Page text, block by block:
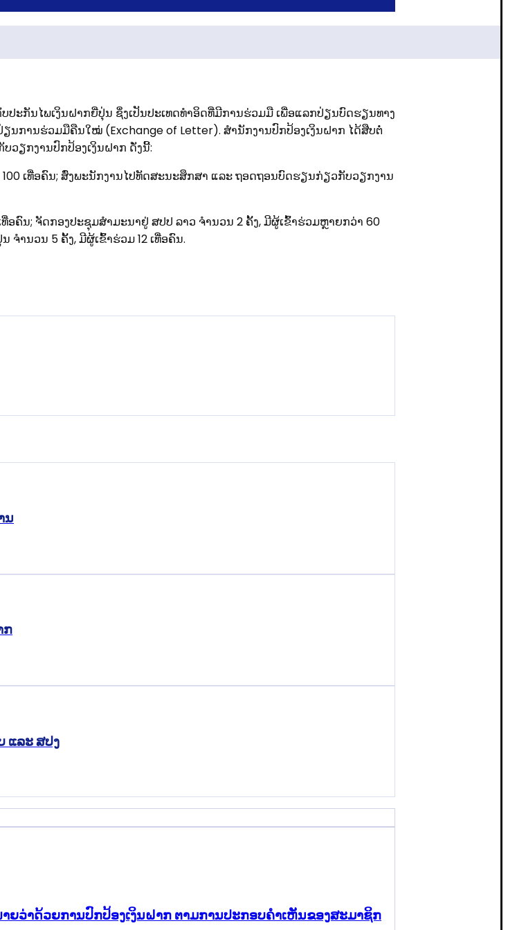
ະກັນໄພເງິນຝາກຍີ່ປຸ່ນ ຊຶ່ງເປັນປະເທດທໍາອິດທີ່ມີການຮ່ວມມື ເພື່ອແລກປ່ຽນບົດຮຽນທາງ
ນການຮ່ວມມືຄືນໃໝ່ (Exchange of Letter). ສໍານັກງານປົກປ້ອງເງິນຝາກ ໄດ້ສືບຕໍ່
ຽກງານປົກປ້ອງເງິນຝາກ ດັ່ງນີ້:
ເທື່ອຄົນ; ສົ່ງພະນັກງານໄປທັດສະນະສຶກສາ ແລະ ຖອດຖອນບົດຮຽນກ່ຽວກັບວຽກງານ
ອຄົນ; ຈັດກອງປະຊຸມສໍາມະນາຢູ່ ສປປ ລາວ ຈໍານວນ 2 ຄັ້ງ, ມີຜູ້ເຂົ້າຮ່ວມຫຼາຍກວ່າ 60
ຈໍານວນ 5 ຄັ້ງ, ມີຜູ້ເຂົ້າຮ່ວມ 12 ເທື່ອຄົນ.
ນ
ກ
ແລະ ສປງ
ວ່າດ້ວຍການປົກປ້ອງເງິນຝາກ ຕາມການປະກອບຄຳເຫັນຂອງສະມາຊິກ